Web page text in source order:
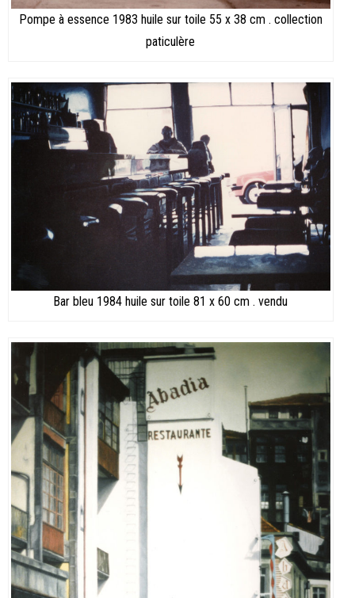
Pompe à essence 1983 huile sur toile 55 x 38 cm . collection
paticulère
Bar bleu 1984 huile sur toile 81 x 60 cm . vendu